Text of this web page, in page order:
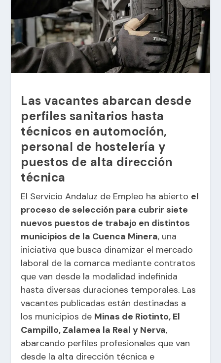
Las vacantes abarcan desde
perfiles sanitarios hasta
técnicos en automoción,
personal de hostelería y
puestos de alta dirección
técnica
El Servicio Andaluz de Empleo ha abierto el
proceso de selección para cubrir siete
nuevos puestos de trabajo en distintos
municipios de la Cuenca Minera, una
iniciativa que busca dinamizar el mercado
laboral de la comarca mediante contratos
que van desde la modalidad indefinida
hasta diversas duraciones temporales. Las
vacantes publicadas están destinadas a
los municipios de Minas de Riotinto, El
Campillo, Zalamea la Real y Nerva,
abarcando perfiles profesionales que van
desde la alta dirección técnica e